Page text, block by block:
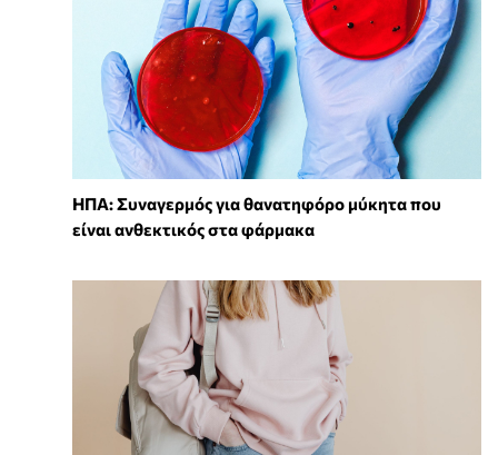
ΗΠΑ: Συναγερμός για θανατηφόρο μύκητα που
είναι ανθεκτικός στα φάρμακα